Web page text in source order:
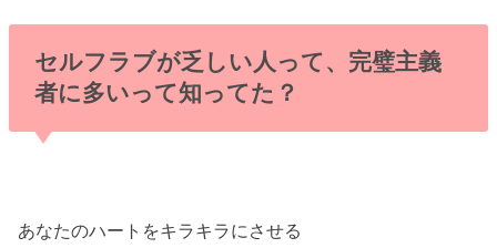
セルフラブが乏しい人って、完璧主義
者に多いって知ってた？
あなたのハートをキラキラにさせる